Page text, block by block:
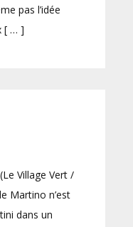
pas l’idée
[ … ]
Village Vert /
Martino n’est
dans un